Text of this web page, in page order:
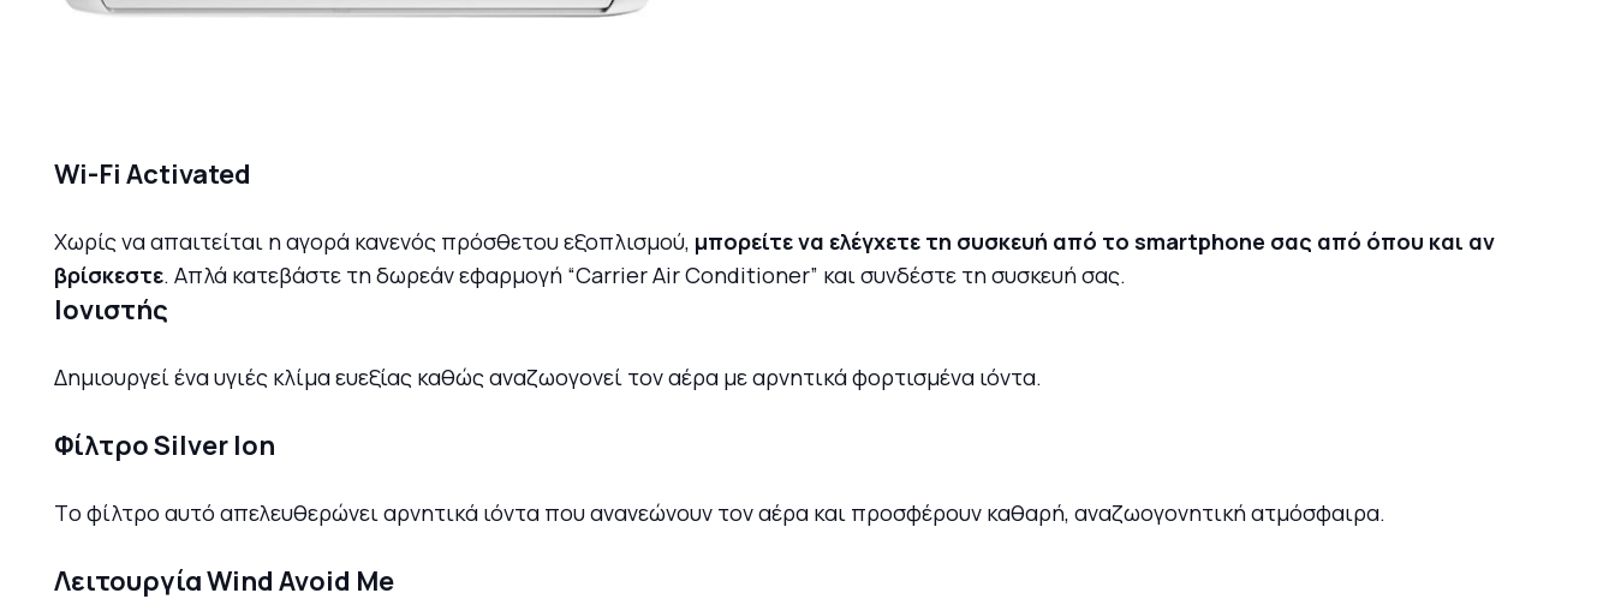
Wi-Fi Activated
Χωρίς να απαιτείται η αγορά κανενός πρόσθετου εξοπλισμού, μπορείτε να ελέγχετε τη συσκευή από το smartphone σας από όπου και αν
βρίσκεστε. Απλά κατεβάστε τη δωρεάν εφαρμογή “Carrier Air Conditioner” και συνδέστε τη συσκευή σας.
Ιονιστής
Δημιουργεί ένα υγιές κλίμα ευεξίας καθώς αναζωογονεί τον αέρα με αρνητικά φορτισμένα ιόντα.
Φίλτρο Silver Ion
Tο φίλτρο αυτό απελευθερώνει αρνητικά ιόντα που ανανεώνουν τον αέρα και προσφέρουν καθαρή, αναζωογονητική ατμόσφαιρα.
Λειτουργία Wind Avoid Μe